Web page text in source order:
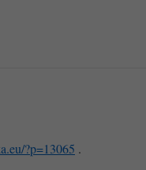
?p=13065 .